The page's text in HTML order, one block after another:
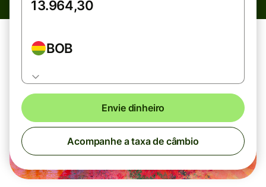
BOB
Envie dinheiro
Acompanhe a taxa de câmbio